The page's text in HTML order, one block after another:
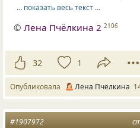
… показать весь текст …
©Лена Пчёлкина 2 2106
32 1
Опубликовала Лена Пчёлкина
#1907972